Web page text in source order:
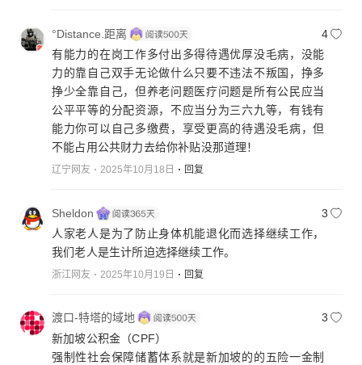
°Distance.距离
4
有能力的在岗工作多付出多得待遇优厚没毛病，没能
力的靠自己双手无论做什么只要不违法不叛国，挣多
挣少全靠自己，但养老问题医疗问题是所有公民应当
公平平等的分配资源，不应当分为三六九等，有钱有
能力你可以自己多缴费，享受更高的待遇没毛病，但
不能占用公共财力去给你补贴没那道理！
辽宁网友 2025年10月18日 回复
Sheldon
3
人家老人是为了防止身体机能退化而选择继续工作，
我们老人是生计所迫选择继续工作。
浙江网友 2025年10月19日 回复
渡口-特塔的域地
3
新加坡公积金（CPF）
强制性社会保障储蓄体系就是新加坡的的五险一金制